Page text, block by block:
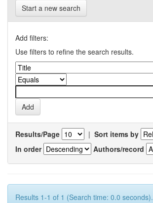
Start a new search
Add filters:
Use filters to refine the search results.
Results/Page | Sort items by
In order
Authors/record
Results 1-1 of 1 (Search time: 0.0 seconds).